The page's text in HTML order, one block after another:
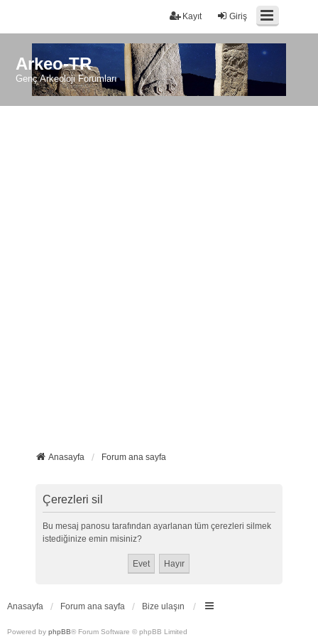
Giriş
Kayıt
Arkeo-TR
Genç Arkeoloji Forumları
Anasayfa Forum ana sayfa
Çerezleri sil
Bu mesaj panosu tarafından ayarlanan tüm çerezleri silmek
istediğinize emin misiniz?
Anasayfa Forum ana sayfa Bize ulaşın
Powered by phpBB® Forum Software © phpBB Limited